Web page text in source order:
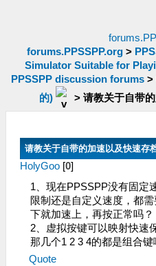
forums.PPSSPP.org>
Simulator Suitable for
PPSSPP discussion forums>
的)
> 请教关于自带
请教关于自带的加速以及快速存
HolyGoo [0]
1、现在PPSSPP没有固定
限制还是自定义速度，都
下就加速上，再按正常吗？
2、虚拟按键可以映射快速
那几个1 2 3 4的都是组合键
Quote